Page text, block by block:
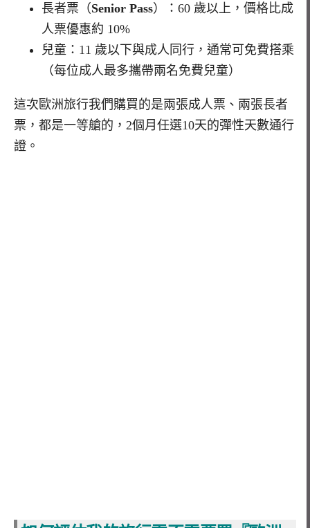
長者票（Senior Pass）： 60 歲以上，價格比成
人票優惠約 10%
兒童： 11 歲以下與成人同行，通常可免費搭乘
（每位成人最多攜帶兩名免費兒童）
這次歐洲旅行我們購買的是兩張成人票、兩張長者
票，都是一等艙的，2個月任選10天的彈性天數通行
證。